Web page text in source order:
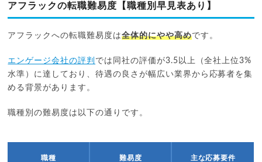
アフラックの転職難易度【職種別早見表あり】
アフラックへの転職難易度は全体的にやや高めです。
エンゲージ会社の評判 では同社の評価が3.5以上（全社上位3%
水準）に達しており、待遇の良さが幅広い業界から応募者を集
める背景があります。
職種別の難易度は以下の通りです。
職種 難易度 主な応募要件